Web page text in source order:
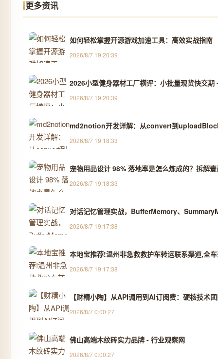
更多资讯
如何轻松掌握开源游戏加速工具：高效实战指南
2026/8/7 19:20:39
2026小型健身器材工厂横评：小批量现货快交期
2026/8/7 19:20:39
md2notion开发详解：从convert到
2026/8/7 19:18:33
宠物用品设计 98% 落地率是怎么炼成的？拆解
2026/8/7 19:18:33
对话记忆管理实战，BufferMemory、
2026/8/7 19:17:38
本地宝推荐!温州非急救救护车转运联系渠道,全
2026/8/7 19:17:38
【财精小陶】从API调用到AI订阅费：硬核技术
2026/8/7 0:00:27
佛山高端木纹砖实力品牌 - 行业观察网
2026/8/7 0:00:27